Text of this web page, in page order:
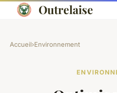
Outrelaise
Accueil›Environnement